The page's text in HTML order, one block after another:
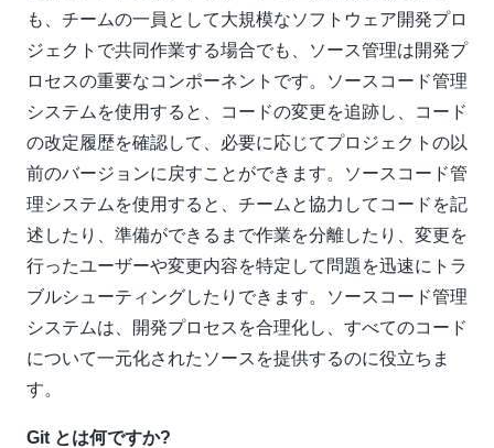
も、チームの一員として大規模なソフトウェア開発プロ
ジェクトで共同作業する場合でも、ソース管理は開発プ
ロセスの重要なコンポーネントです。ソースコード管理
システムを使用すると、コードの変更を追跡し、コード
の改定履歴を確認して、必要に応じてプロジェクトの以
前のバージョンに戻すことができます。ソースコード管
理システムを使用すると、チームと協力してコードを記
述したり、準備ができるまで作業を分離したり、変更を
行ったユーザーや変更内容を特定して問題を迅速にトラ
ブルシューティングしたりできます。ソースコード管理
システムは、開発プロセスを合理化し、すべてのコード
について一元化されたソースを提供するのに役立ちま
す。
Git とは何ですか?